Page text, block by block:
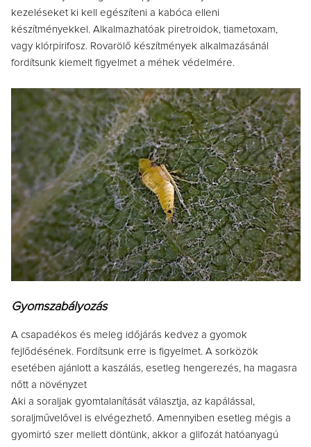
kezeléseket ki kell egészíteni a kabóca elleni
készítményekkel. Alkalmazhatóak piretroidok, tiametoxam,
vagy klórpirifosz. Rovarölő készítmények alkalmazásánál
fordítsunk kiemelt figyelmet a méhek védelmére.
Gyomszabályozás
A csapadékos és meleg időjárás kedvez a gyomok
fejlődésének. Fordítsunk erre is figyelmet. A sorközök
esetében ajánlott a kaszálás, esetleg hengerezés, ha magasra
nőtt a növényzet
Aki a soraljak gyomtalanítását választja, az kapálással,
soraljművelővel is elvégezhető. Amennyiben esetleg mégis a
gyomirtó szer mellett döntünk, akkor a glifozát hatóanyagú